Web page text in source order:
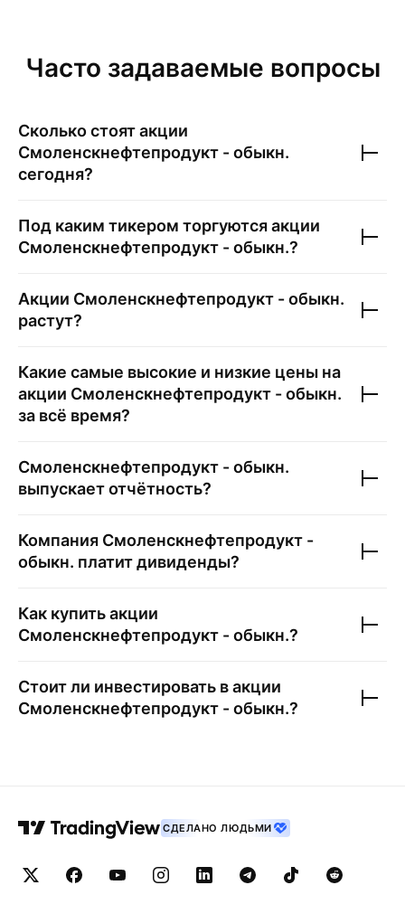
Часто задаваемые вопросы
Сколько стоят акции
Смоленскнефтепродукт - обыкн.
сегодня?
Под каким тикером торгуются акции
Смоленскнефтепродукт - обыкн.?
Акции Смоленскнефтепродукт - обыкн.
растут?
Какие самые высокие и низкие цены на
акции Смоленскнефтепродукт - обыкн.
за всё время?
Смоленскнефтепродукт - обыкн.
выпускает отчётность?
Компания Смоленскнефтепродукт -
обыкн. платит дивиденды?
Как купить акции
Смоленскнефтепродукт - обыкн.?
Стоит ли инвестировать в акции
Смоленскнефтепродукт - обыкн.?
СДЕЛАНО ЛЮДЬМИ